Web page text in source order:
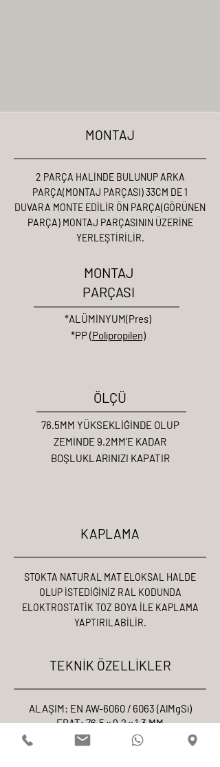
MONTAJ
2 PARÇA HALİNDE BULUNUP ARKA
PARÇA(MONTAJ PARÇASI) 33CM DE 1
DUVARA MONTE EDİLİR ÖN PARÇA(GÖRÜNEN
PARÇA) MONTAJ PARÇASININ ÜZERİNE
YERLEŞTİRİLİR.
MONTAJ
PARÇASI
*ALÜMİNYUM(Pres)
*PP (Polipropilen)
ÖLÇÜ
76.5MM YÜKSEKLİĞİNDE OLUP
ZEMİNDE 9.2MM'E KADAR
BOŞLUKLARINIZI KAPATIR
KAPLAMA
STOKTA NATURAL MAT ELOKSAL HALDE
OLUP İSTEDİĞİNİZ RAL KODUNDA
ELOKTROSTATİK TOZ BOYA İLE KAPLAMA
YAPTIRILABİLİR.
TEKNİK ÖZELLİKLER
ALAŞIM: EN AW-6060 / 6063 (AlMgSi)
EBAT: 76.5 × 9.2 × 1.3 MM
MUKAVEMET: ÇEKME 215 N/mm² · AKMA